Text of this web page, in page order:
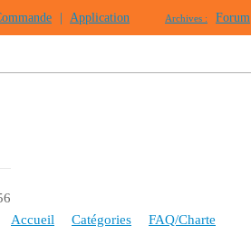
Application Archives : Forum
Accueil Catégories FAQ/Charte